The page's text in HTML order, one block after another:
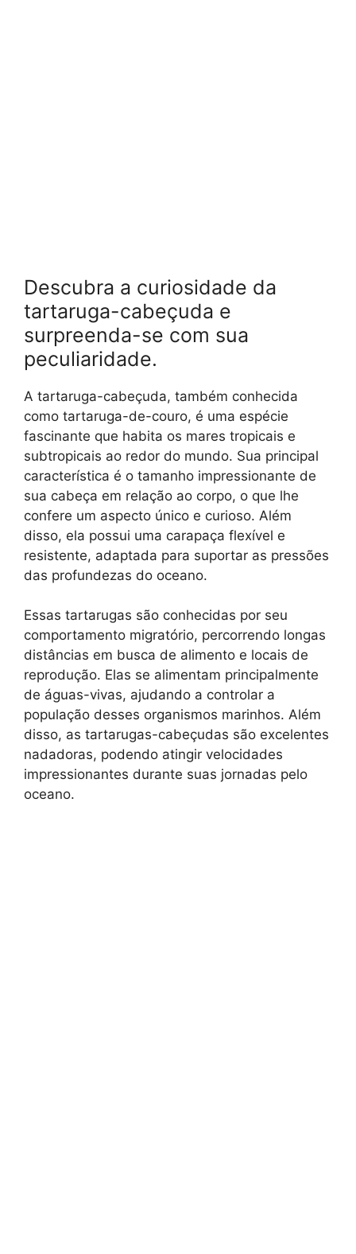
Descubra a curiosidade da
tartaruga-cabeçuda e
surpreenda-se com sua
peculiaridade.
A tartaruga-cabeçuda, também conhecida
como tartaruga-de-couro, é uma espécie
fascinante que habita os mares tropicais e
subtropicais ao redor do mundo. Sua principal
característica é o tamanho impressionante de
sua cabeça em relação ao corpo, o que lhe
confere um aspecto único e curioso. Além
disso, ela possui uma carapaça flexível e
resistente, adaptada para suportar as pressões
das profundezas do oceano.
Essas tartarugas são conhecidas por seu
comportamento migratório, percorrendo longas
distâncias em busca de alimento e locais de
reprodução. Elas se alimentam principalmente
de águas-vivas, ajudando a controlar a
população desses organismos marinhos. Além
disso, as tartarugas-cabeçudas são excelentes
nadadoras, podendo atingir velocidades
impressionantes durante suas jornadas pelo
oceano.